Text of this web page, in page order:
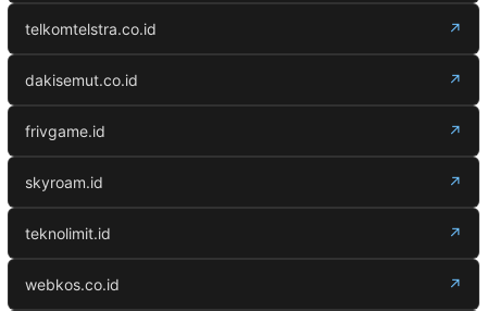
telkomtelstra.co.id ↗
dakisemut.co.id ↗
frivgame.id ↗
skyroam.id ↗
teknolimit.id ↗
webkos.co.id ↗